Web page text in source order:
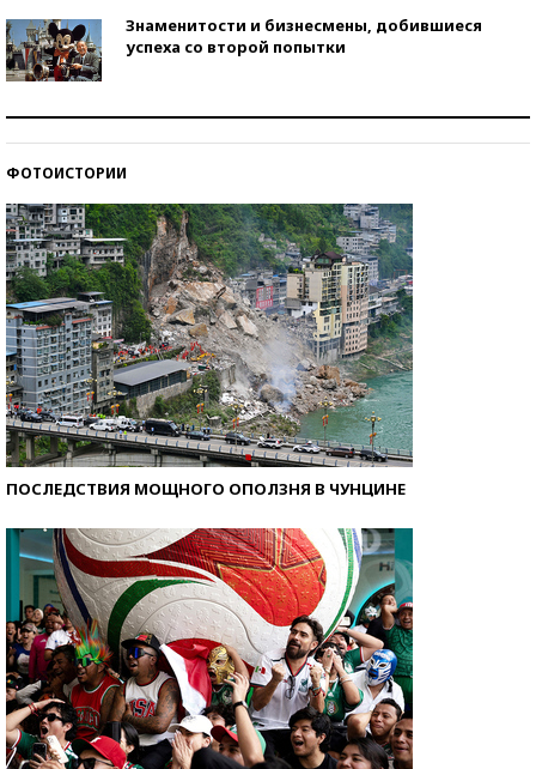
Знаменитости и бизнесмены, добившиеся
успеха со второй попытки
ФОТОИСТОРИИ
ПОСЛЕДСТВИЯ МОЩНОГО ОПОЛЗНЯ В ЧУНЦИНЕ